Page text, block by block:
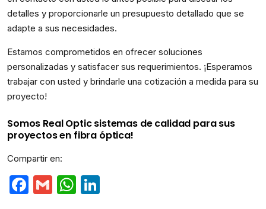
detalles y proporcionarle un presupuesto detallado que se
adapte a sus necesidades.
Estamos comprometidos en ofrecer soluciones
personalizadas y satisfacer sus requerimientos. ¡Esperamos
trabajar con usted y brindarle una cotización a medida para su
proyecto!
Somos Real Optic sistemas de calidad para sus
proyectos en fibra óptica!
Compartir en:
Facebook
GmailWhatsApp